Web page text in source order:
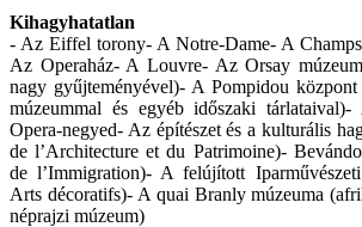
Kihagyhatatlan
- Az Eiffel torony- A Notre-Dame- A
Az Operaház- A Louvre- Az Orsay
nagy gyűjteményével)- A Pompidou központ
múzeummal és egyéb időszaki
Opera-negyed- Az építészet és a kulturális
de l’Architecture et du Patrimoine)-
de l’Immigration)- A felújított
Arts décoratifs)- A quai Branly múzeuma
néprajzi múzeum)